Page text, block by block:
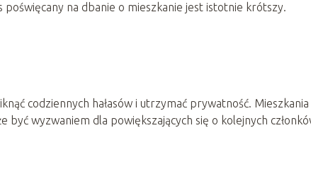
poświęcany na dbanie o mieszkanie jest istotnie krótszy.
codziennych hałasów i utrzymać prywatność. Mieszkania
wyzwaniem dla powiększających się o kolejnych